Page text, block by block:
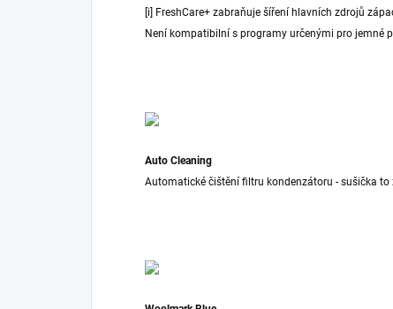
[i] FreshCare+ zabraňuje šíření hlavních zdrojů
Není kompatibilní s programy určenými pro jemné
Auto Cleaning
Automatické čištění filtru kondenzátoru - sušička to